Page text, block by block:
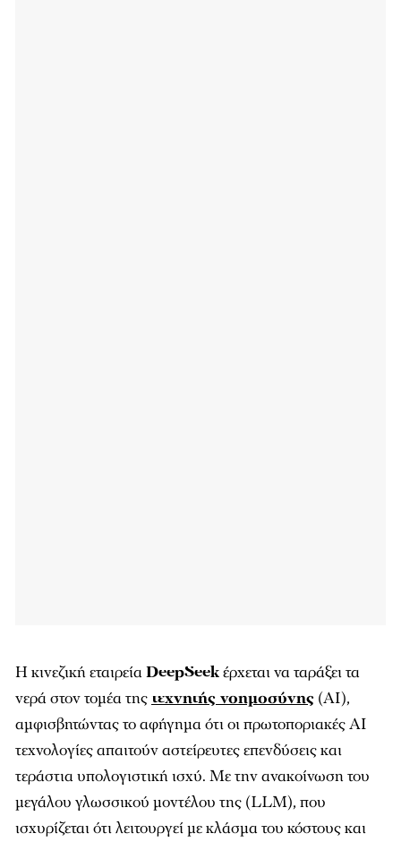
Η κινεζική εταιρείαDeepSeekέρχεται να ταράξει τα
νερά στον τομέα της τεχνητής νοημοσύνης (AI),
αμφισβητώντας το αφήγημα ότι οι πρωτοποριακές AI
τεχνολογίες απαιτούν αστείρευτες επενδύσεις και
τεράστια υπολογιστική ισχύ. Με την ανακοίνωση του
μεγάλου γλωσσικού μοντέλου της (LLM), που
ισχυρίζεται ότι λειτουργεί με κλάσμα του κόστους και